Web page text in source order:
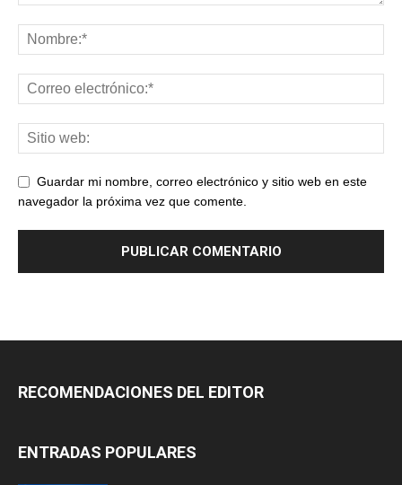
Guardar mi nombre, correo electrónico y sitio web en este
navegador la próxima vez que comente.
RECOMENDACIONES DEL EDITOR
ENTRADAS POPULARES